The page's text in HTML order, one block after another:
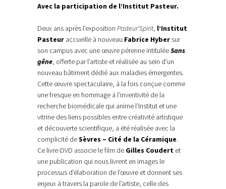
Avec la participation de l’Institut Pasteur.
Deux ans après l’exposition Pasteur’Spirit, l’Institut
Pasteur accueille à nouveau Fabrice Hyber sur
son campus avec une œuvre pérenne intituléeSans
gêne, offerte par l’artiste et réalisée au sein d’un
nouveau bâtiment dédié aux maladies émergentes.
Cette œuvre spectaculaire, à la fois conçue comme
une fresque en hommage à l’inventivité de la
recherche biomédicale qui anime l’Institut et une
vitrine des liens possibles entre créativité artistique
et découverte scientifique, a été réalisée avec la
complicité deSèvres – Cité de la Céramique.
Ce livre-DVD associe le film de Gilles Coudert et
une publication qui nous livrent en images le
processus d’élaboration de l’œuvre et donnent ses
enjeux à travers la parole de l’artiste, celle des